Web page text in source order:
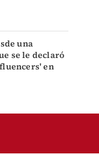
una
se le declaró
en